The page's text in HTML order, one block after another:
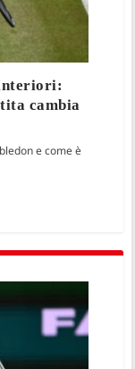
cambia
e come è